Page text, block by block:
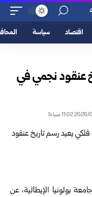
اقتصاد سياسة
عنقود نجمي في
بولونيا الإيطالية، عن